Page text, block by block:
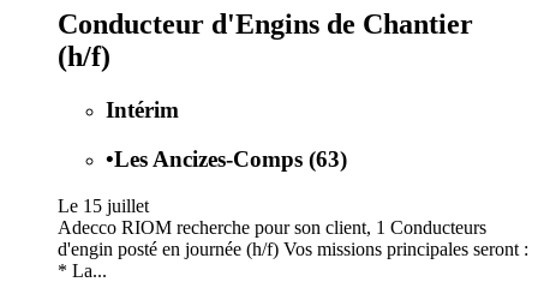
Conducteur d'Engins de Chantier
(h/f)
Intérim
•Les Ancizes-Comps (63)
Le 15 juillet
Adecco RIOM recherche pour son client, 1 Conducteurs
d'engin posté en journée (h/f) Vos missions principales seront :
* La...